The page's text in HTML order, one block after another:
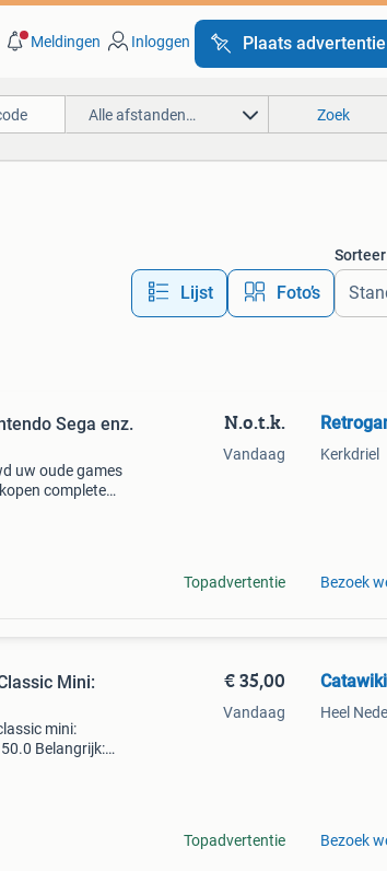
Meldingen Inloggen Plaats advertentie
Alle afstanden… Zoek
Lijst Foto’s
Sega enz.
uw oude games
complete
N.o.t.k.
Vandaag
Topadvertentie
Kerkdriel
Bezoek
Mini:
mini:
Belangrijk:
€ 35,00
Vandaag
Topadvertentie
Catawiki
Heel
Bezoek